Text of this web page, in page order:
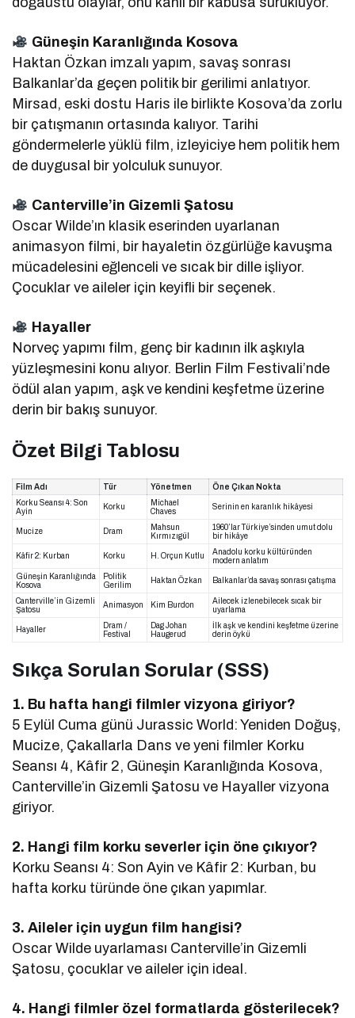
Güneşin Karanlığında Kosova
Haktan Özkan imzalı yapım, savaş sonrası
Balkanlar’da geçen politik bir gerilimi anlatıyor.
Mirsad, eski dostu Haris ile birlikte Kosova’da zorlu
bir çatışmanın ortasında kalıyor. Tarihi
göndermelerle yüklü film, izleyiciye hem politik hem
de duygusal bir yolculuk sunuyor.
Canterville’in Gizemli Şatosu
Oscar Wilde’ın klasik eserinden uyarlanan
animasyon filmi, bir hayaletin özgürlüğe kavuşma
mücadelesini eğlenceli ve sıcak bir dille işliyor.
Çocuklar ve aileler için keyifli bir seçenek.
Hayaller
Norveç yapımı film, genç bir kadının ilk aşkıyla
yüzleşmesini konu alıyor. Berlin Film Festivali’nde
ödül alan yapım, aşk ve kendini keşfetme üzerine
derin bir bakış sunuyor.
Özet Bilgi Tablosu
Film Adı Tür Yönetmen
Öne Çıkan Nokta
Korku Seansı 4: Son
Ayin
Korku
Michael
Chaves
Serinin en karanlık hikâyesi
Mucize Dram
Mahsun
Kırmızıgül
1960’lar Türkiye’sinden umut dolu
bir hikâye
Kâfir 2: Kurban Korku H. Orçun Kutlu
Anadolu korku kültüründen
modern anlatım
Güneşin Karanlığında
Kosova
Politik
Gerilim
Haktan Özkan Balkanlar’da savaş sonrası çatışma
Canterville’in Gizemli
Şatosu
Animasyon Kim Burdon
Ailecek izlenebilecek sıcak bir
uyarlama
Hayaller
Dram /
Festival
Dag Johan
Haugerud
İlk aşk ve kendini keşfetme üzerine
derin öykü
Sıkça Sorulan Sorular (SSS)
1. Bu hafta hangi filmler vizyona giriyor?
5 Eylül Cuma günü Jurassic World: Yeniden Doğuş,
Mucize, Çakallarla Dans ve yeni filmler Korku
Seansı 4, Kâfir 2, Güneşin Karanlığında Kosova,
Canterville’in Gizemli Şatosu ve Hayaller vizyona
giriyor.
2. Hangi film korku severler için öne çıkıyor?
Korku Seansı 4: Son Ayin ve Kâfir 2: Kurban, bu
hafta korku türünde öne çıkan yapımlar.
3. Aileler için uygun film hangisi?
Oscar Wilde uyarlaması Canterville’in Gizemli
Şatosu, çocuklar ve aileler için ideal.
4. Hangi filmler özel formatlarda gösterilecek?